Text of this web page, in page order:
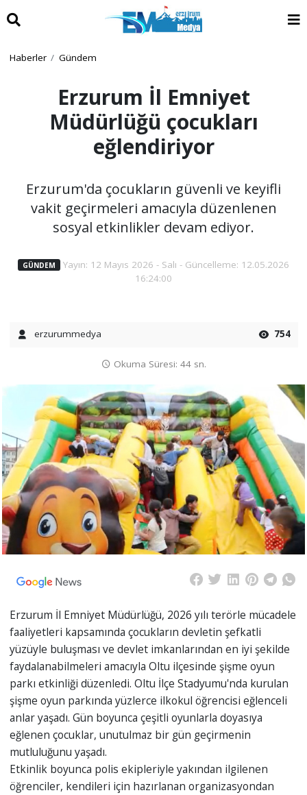
Haberler Gündem
Erzurum İl Emniyet
Müdürlüğü çocukları
eğlendiriyor
Erzurum'da çocukların güvenli ve keyifli
vakit geçirmeleri amacıyla düzenlenen
sosyal etkinlikler devam ediyor.
GÜNDEM Yayın: 12 Mayıs 2026 - Salı - Güncelleme: 12.05.2026
16:24:00
erzurummedya 754
Okuma Süresi: 44 sn.
Erzurum İl Emniyet Müdürlüğü, 2026 yılı terörle mücadele
faaliyetleri kapsamında çocukların devletin şefkatli
yüzüyle buluşması ve devlet imkanlarından en iyi şekilde
faydalanabilmeleri amacıyla Oltu ilçesinde şişme oyun
parkı etkinliği düzenledi. Oltu İlçe Stadyumu'nda kurulan
şişme oyun parkında yüzlerce ilkokul öğrencisi eğlenceli
anlar yaşadı. Gün boyunca çeşitli oyunlarla doyasıya
eğlenen çocuklar, unutulmaz bir gün geçirmenin
mutluluğunu yaşadı.
Etkinlik boyunca polis ekipleriyle yakından ilgilenen
öğrenciler, kendileri için hazırlanan organizasyondan